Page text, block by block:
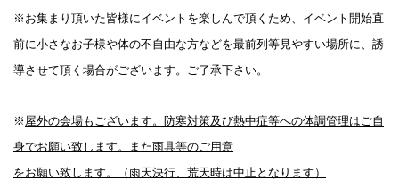
※お集まり頂いた皆様にイベントを楽しんで頂くため、イベント開始直
前に小さなお子様や体の不自由な方などを最前列等見やすい場所に、誘
導させて頂く場合がございます。ご了承下さい。
※ 屋外の会場もございます。防寒対策及び熱中症等への体調管理はご自
身でお願い致します。また雨具等のご用意
をお願い致します。（雨天決行、荒天時は中止となります）